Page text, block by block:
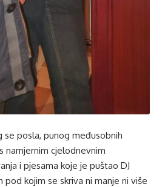
se posla, punog međusobnih
namjernim cjelodnevnim
i pjesama koje je puštao DJ
pod kojim se skriva ni manje ni više